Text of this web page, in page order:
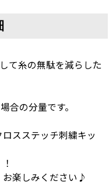
て糸の無駄を減らした
合の分量です。
スステッチ刺繍キッ
お楽しみください♪